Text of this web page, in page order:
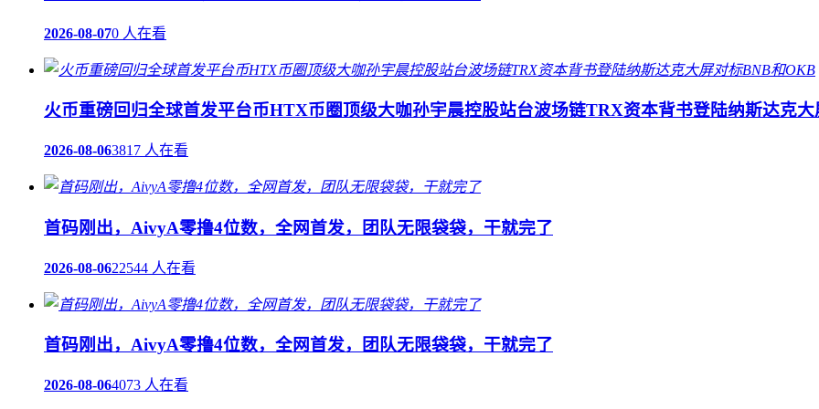
2026-08-070 人在看
火币重磅回归全球首发平台币HTX币圈顶级大咖孙宇晨控股站台波场链TRX资本背书登陆纳斯达克
2026-08-063817 人在看
首码刚出，AivyA零撸4位数，全网首发，团队无限袋袋，干就完了
2026-08-0622544 人在看
首码刚出，AivyA零撸4位数，全网首发，团队无限袋袋，干就完了
2026-08-064073 人在看